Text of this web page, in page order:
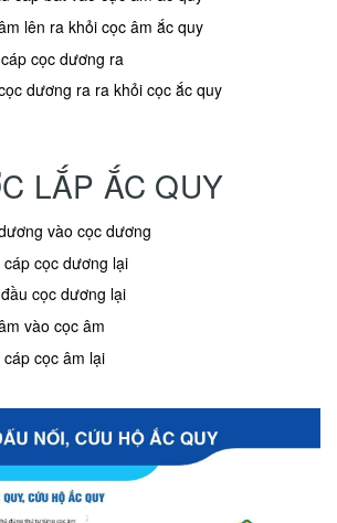
lên ra khỏi cọc âm ắc quy
cọc dương ra
dương ra ra khỏi cọc ắc quy
LẮP ẮC QUY
vào cọc dương
cọc dương lại
cọc dương lại
vào cọc âm
cọc âm lại